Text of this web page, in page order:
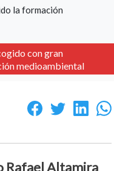
la formación
con gran
medioambiental
Rafael Altamira